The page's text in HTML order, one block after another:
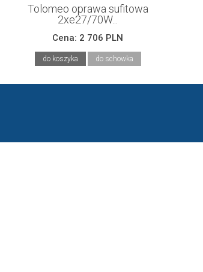
Tolomeo oprawa sufitowa
2xe27/70W...
Cena: 2 706 PLN
do koszyka do schowka